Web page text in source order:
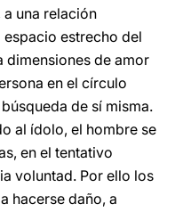
una relación
estrecho del
de amor
en el círculo
de sí misma.
al ídolo, el hombre se
en el tentativo
voluntad. Por ello los
hacerse daño, a